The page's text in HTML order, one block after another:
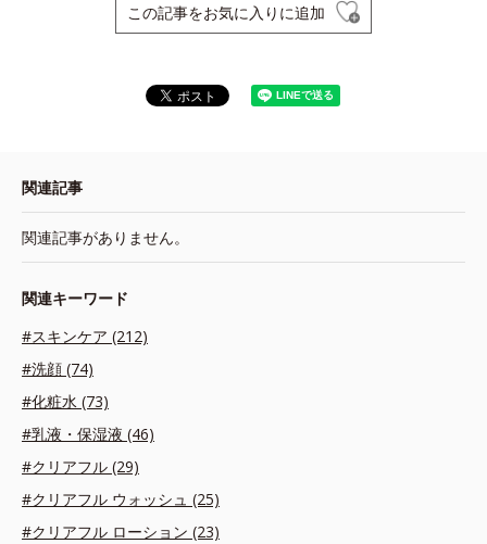
この記事をお気に入りに追加
関連記事
関連記事がありません。
関連キーワード
#スキンケア (212)
#洗顔 (74)
#化粧水 (73)
#乳液・保湿液 (46)
#クリアフル (29)
#クリアフル ウォッシュ (25)
#クリアフル ローション (23)